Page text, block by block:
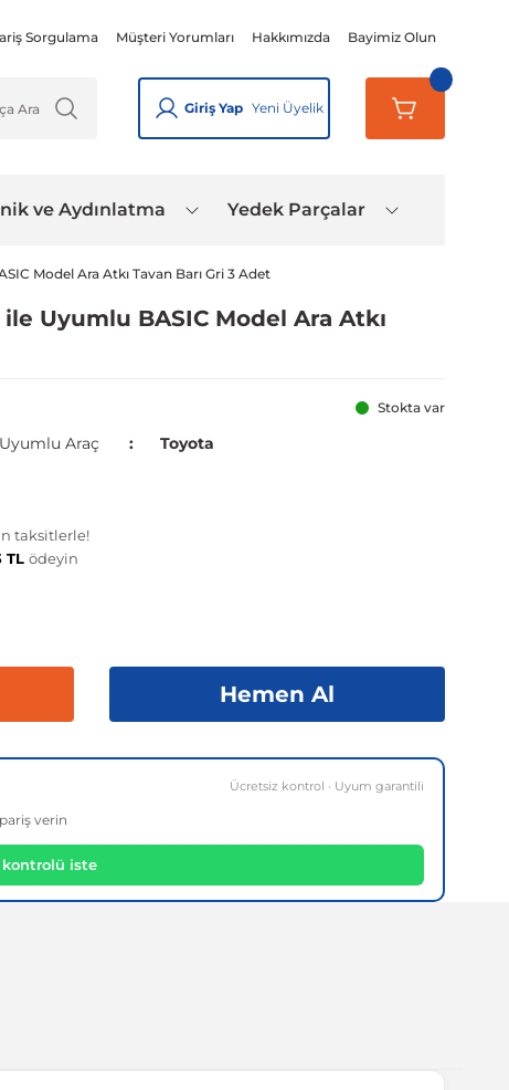
Sorgulama Müşteri Yorumları Hakkımızda Bayimiz Olun
Giriş Yap Yeni Üyelik
ve Aydınlatma Yedek Parçalar
Model Ara Atkı Tavan Barı Gri 3 Adet
ile Uyumlu BASIC Model Ara Atkı
Stokta var
Uyumlu Araç Toyota
taksitlerle!
TL ödeyin
Hemen Al
Ücretsiz kontrol · Uyum garantili
verin
iste